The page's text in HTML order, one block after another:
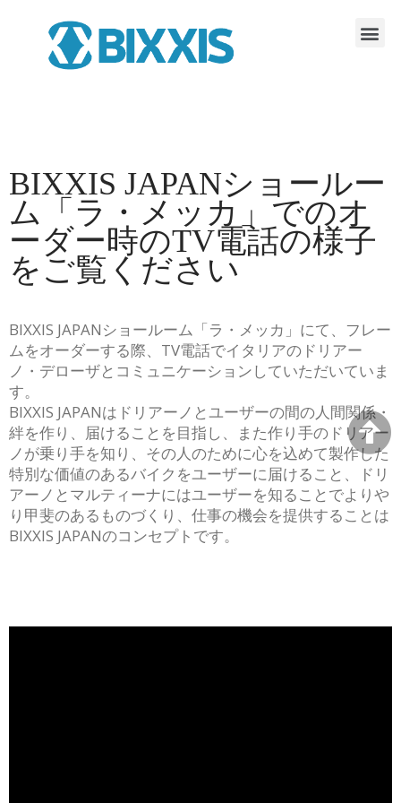
BIXXIS JAPANショールー
ム「ラ・メッカ」でのオ
ーダー時のTV電話の様子
をご覧ください
BIXXIS JAPANショールーム「ラ・メッカ」にて、フレー
ムをオーダーする際、TV電話でイタリアのドリアー
ノ・デローザとコミュニケーションしていただいていま
す。
BIXXIS JAPANはドリアーノとユーザーの間の人間関係・
絆を作り、届けることを目指し、また作り手のドリアー
ノが乗り手を知り、その人のために心を込めて製作した
特別な価値のあるバイクをユーザーに届けること、ドリ
アーノとマルティーナにはユーザーを知ることでよりや
り甲斐のあるものづくり、仕事の機会を提供することは
BIXXIS JAPANのコンセプトです。